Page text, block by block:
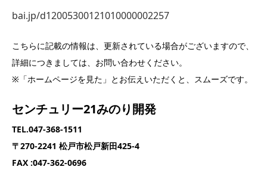
bai.jp/d12005300121010000002257
こちらに記載の情報は、更新されている場合がございますので、
詳細につきましては、お問い合わせください。
※「ホームページを見た」とお伝えいただくと、スムーズです。
センチュリー21みのり開発
TEL.047-368-1511
〒270-2241 松戸市松戸新田425-4
FAX :047-362-0696